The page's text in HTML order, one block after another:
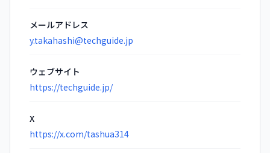
メールアドレス
y.takahashi@techguide.jp
ウェブサイト
https://techguide.jp/
X
https://x.com/tashua314